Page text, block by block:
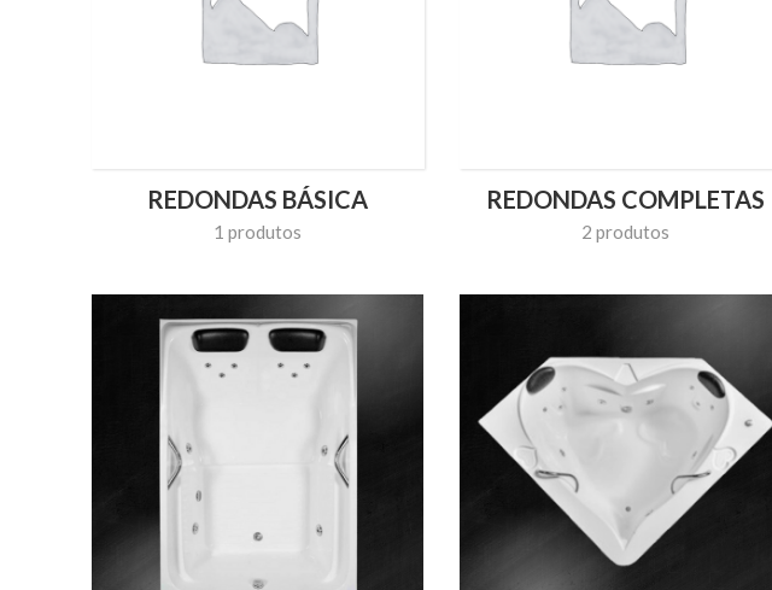
REDONDAS BÁSICA
1 produtos
REDONDAS COMPLETAS
2 produtos